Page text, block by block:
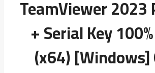
TeamViewer
+ Serial Key
(x64) [Windows]